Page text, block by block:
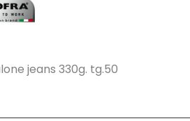
jeans 330g. tg.50